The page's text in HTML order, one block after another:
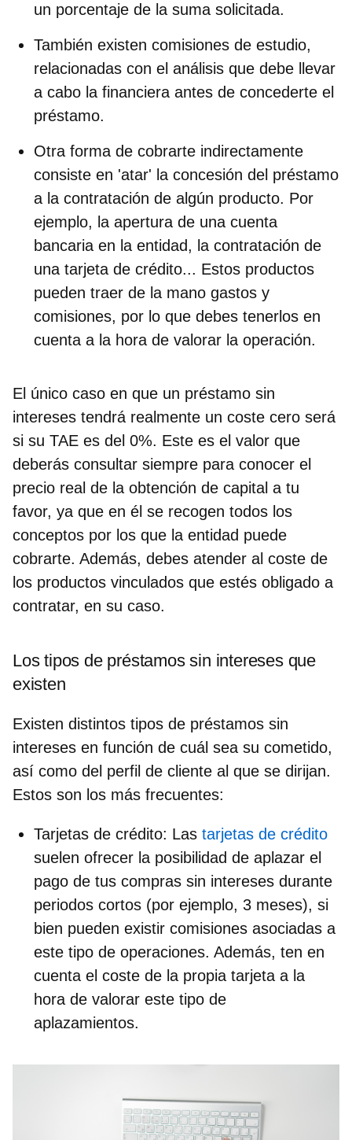
un porcentaje de la suma solicitada.
También existen comisiones de estudio,
relacionadas con el análisis que debe llevar
a cabo la financiera antes de concederte el
préstamo.
Otra forma de cobrarte indirectamente
consiste en 'atar' la concesión del préstamo
a la contratación de algún producto. Por
ejemplo, la apertura de una cuenta
bancaria en la entidad, la contratación de
una tarjeta de crédito... Estos productos
pueden traer de la mano gastos y
comisiones, por lo que debes tenerlos en
cuenta a la hora de valorar la operación.
El único caso en que un préstamo sin
intereses tendrá realmente un coste cero será
si su TAE es del 0%. Este es el valor que
deberás consultar siempre para conocer el
precio real de la obtención de capital a tu
favor, ya que en él se recogen todos los
conceptos por los que la entidad puede
cobrarte. Además, debes atender al coste de
los productos vinculados que estés obligado a
contratar, en su caso.
Los tipos de préstamos sin intereses que
existen
Existen distintos tipos de préstamos sin
intereses en función de cuál sea su cometido,
así como del perfil de cliente al que se dirijan.
Estos son los más frecuentes:
Tarjetas de crédito: Las tarjetas de crédito
suelen ofrecer la posibilidad de aplazar el
pago de tus compras sin intereses durante
periodos cortos (por ejemplo, 3 meses), si
bien pueden existir comisiones asociadas a
este tipo de operaciones. Además, ten en
cuenta el coste de la propia tarjeta a la
hora de valorar este tipo de
aplazamientos.